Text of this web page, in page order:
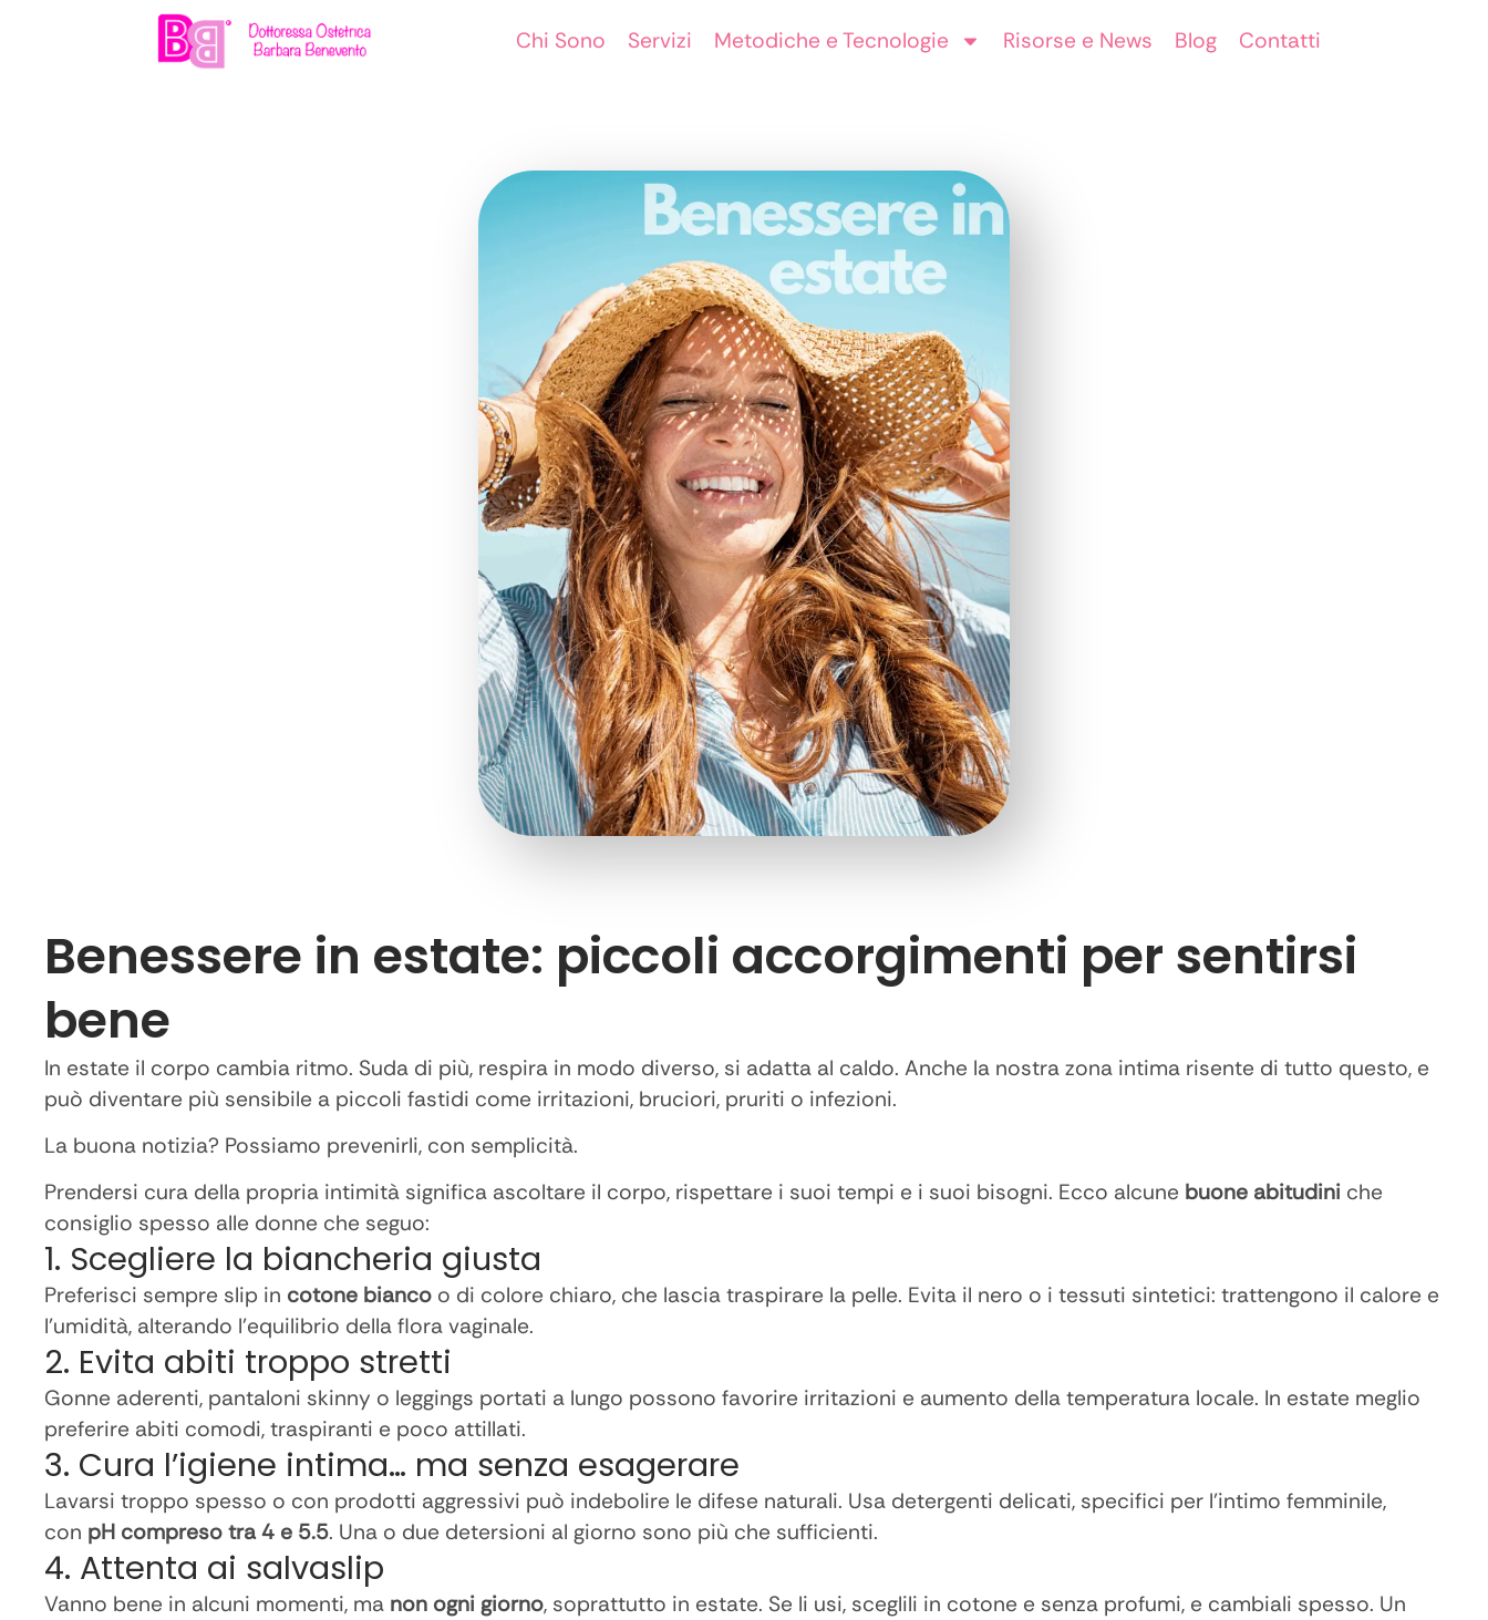
Chi Sono Servizi Metodiche e Tecnologie Risorse e News Blog Contatti
Benessere in estate: piccoli accorgimenti per sentirsi
bene
In estate il corpo cambia ritmo. Suda di più, respira in modo diverso, si adatta al caldo. Anche la nostra zona intima risente di tutto questo, e
può diventare più sensibile a piccoli fastidi come irritazioni, bruciori, pruriti o infezioni.
La buona notizia? Possiamo prevenirli, con semplicità.
Prendersi cura della propria intimità significa ascoltare il corpo, rispettare i suoi tempi e i suoi bisogni. Ecco alcune buone abitudini che
consiglio spesso alle donne che seguo:
1. Scegliere la biancheria giusta
Preferisci sempre slip in cotone bianco o di colore chiaro, che lascia traspirare la pelle. Evita il nero o i tessuti sintetici: trattengono il calore e
l’umidità, alterando l’equilibrio della flora vaginale.
2. Evita abiti troppo stretti
Gonne aderenti, pantaloni skinny o leggings portati a lungo possono favorire irritazioni e aumento della temperatura locale. In estate meglio
preferire abiti comodi, traspiranti e poco attillati.
3. Cura l’igiene intima… ma senza esagerare
Lavarsi troppo spesso o con prodotti aggressivi può indebolire le difese naturali. Usa detergenti delicati, specifici per l’intimo femminile,
con pH compreso tra 4 e 5.5. Una o due detersioni al giorno sono più che sufficienti.
4. Attenta ai salvaslip
Vanno bene in alcuni momenti, ma non ogni giorno, soprattutto in estate. Se li usi, sceglili in cotone e senza profumi, e cambiali spesso. Un